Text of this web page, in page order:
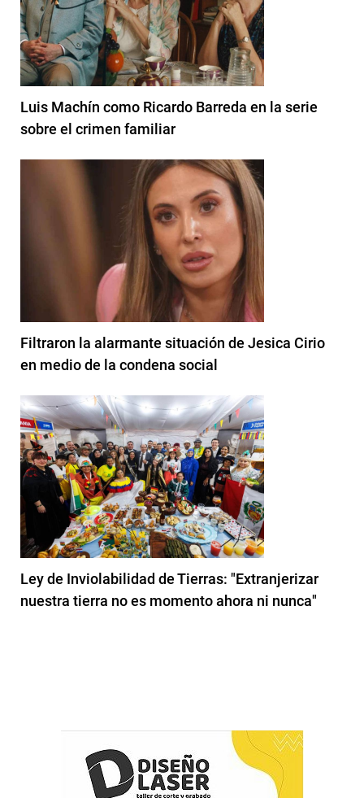
Luis Machín como Ricardo Barreda en la serie
sobre el crimen familiar
Filtraron la alarmante situación de Jesica Cirio
en medio de la condena social
Ley de Inviolabilidad de Tierras: "Extranjerizar
nuestra tierra no es momento ahora ni nunca"